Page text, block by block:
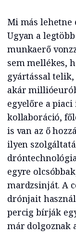
Mi más lehetne
Ugyan a
munkaerő
sem mellékes,
gyártással telik,
akár
egyelőre a
kollaboráció,
is van az ő
ilyen
egyre
mardzsinját. A
drónjait
percig bírják
már dolgoznak